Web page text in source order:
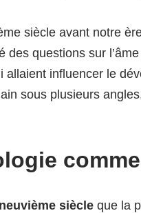
siècle avant notre
des questions sur
allaient influencer le
sous plusieurs
siècle que la